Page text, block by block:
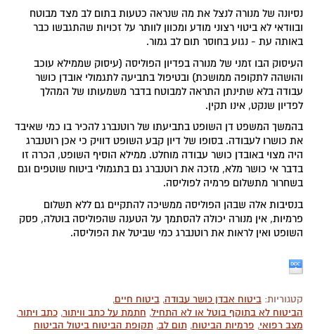
נסיונה של מנורה לנצל את מה שנראה כטעות בתום לב מצד מבוטח
ובוודאי לא ביטוי רצוני מודע ומכוון לוותר על זכויות שהתגבשו כבר
באותה עת - נגוע בחוסר תום לב גמור.
העיסוק הבו זמני של מנורה בפדיון הפוליסה (עיסוק שממילא עוכב
והושהה לתקופה ממושכת) ובטיפול בתביעה לתגמולי אובדן כושר
עבודה בלא שתינתן התראה למבוטח בדבר משמעותו של המהלך
לפדיון שנקט, אינו תקין.
בהמשך המשפט דן השופט בתביעתו של רוטנברג להכיר בו כמי שאיבד
את כושרו לעבודה. בסופו של דיון קבע השופט דוויק כי אכן רוטנברג
היה מצוי באובדן כושר עבודה מוחלט. ממילא הוסיף השופט, הכרה זו
בדבר אי כושר מלא, מזכה את רוטנברג גם בתגמולי ביטוח שוטפים וגם
בשחרור מתשלום פרמיה לפוליסה.
בנסיבות אלה שבהן הפוליסה ממשיכה להתקיים גם ללא תשלום
פרמיות, אין מנורה יכולה להסתמך על הטענה שהפוליסה בוטלה, פסק
השופט ואין לראות את רוטנברג כמי שביטל את הפוליסה.
קטגוריות:ביטוח אבדן כושר עבודה,ביטוח חיים,
הביטוח לא בתוקף בוטל או לא התחיל, חתמת על כתב וויתור,כתב ויתור,
מצב רפואי, פרמיות הביטוח,תום לב,תקופת הביטוח ביטול הביטוח